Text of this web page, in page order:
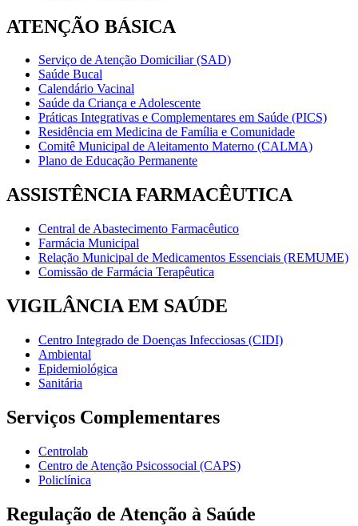
ATENÇÃO BÁSICA
Serviço de Atenção Domiciliar (SAD)
Saúde Bucal
Calendário Vacinal
Saúde da Criança e Adolescente
Práticas Integrativas e Complementares em Saúde (PICS)
Residência em Medicina de Família e Comunidade
Comitê Municipal de Aleitamento Materno (CALMA)
Plano de Educação Permanente
ASSISTÊNCIA FARMACÊUTICA
Central de Abastecimento Farmacêutico
Farmácia Municipal
Relação Municipal de Medicamentos Essenciais (REMUME)
Comissão de Farmácia Terapêutica
VIGILÂNCIA EM SAÚDE
Centro Integrado de Doenças Infecciosas (CIDI)
Ambiental
Epidemiológica
Sanitária
Serviços Complementares
Centrolab
Centro de Atenção Psicossocial (CAPS)
Policlínica
Regulação de Atenção à Saúde